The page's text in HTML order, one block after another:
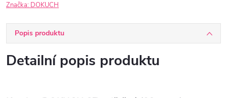
Značka: DOKUCH
Popis produktu
Detailní popis produktu